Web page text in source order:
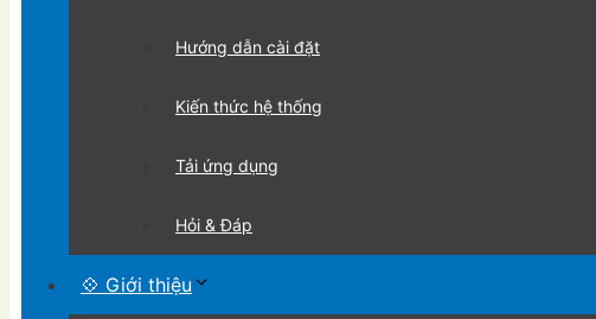
Hướng dẫn cài đặt
Kiến thức hệ thống
Tải ứng dụng
Hỏi & Đáp
💠 Giới thiệu